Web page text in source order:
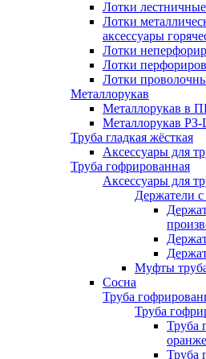
Лотки лестничные
Лотки
аксессуары
Лотки
Лотки
Лотки
Металлорукав
Металлорукав в
Металлорукав
Труба гладкая жёсткая
Аксессуары для
Труба гофрированная
Аксессуары для
Держатели
Муфты
Сосна
Труба
Труба
Труба
Труба